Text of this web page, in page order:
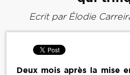
Ecrit par Élodie
Deux mois après la mise